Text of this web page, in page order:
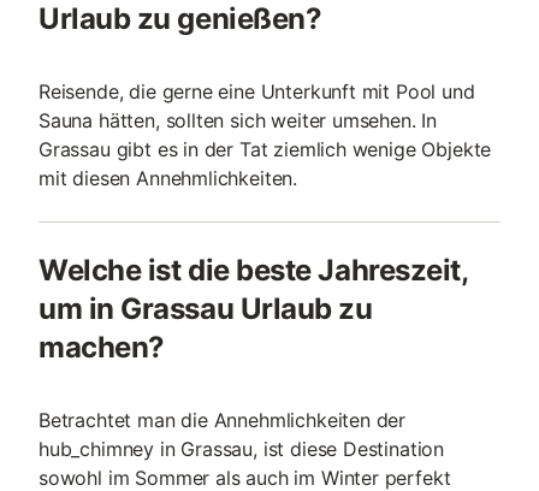
Urlaub zu genießen?
Reisende, die gerne eine Unterkunft mit Pool und
Sauna hätten, sollten sich weiter umsehen. In
Grassau gibt es in der Tat ziemlich wenige Objekte
mit diesen Annehmlichkeiten.
Welche ist die beste Jahreszeit,
um in Grassau Urlaub zu
machen?
Betrachtet man die Annehmlichkeiten der
hub_chimney in Grassau, ist diese Destination
sowohl im Sommer als auch im Winter perfekt